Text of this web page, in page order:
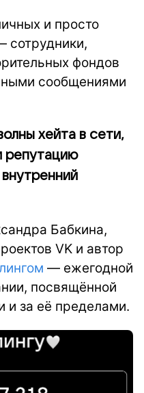
и просто
сотрудники,
фондов
сообщениями
хейта в сети,
репутацию
Бабкина,
VK и автор
— ежегодной
посвящённой
и за её пределами.